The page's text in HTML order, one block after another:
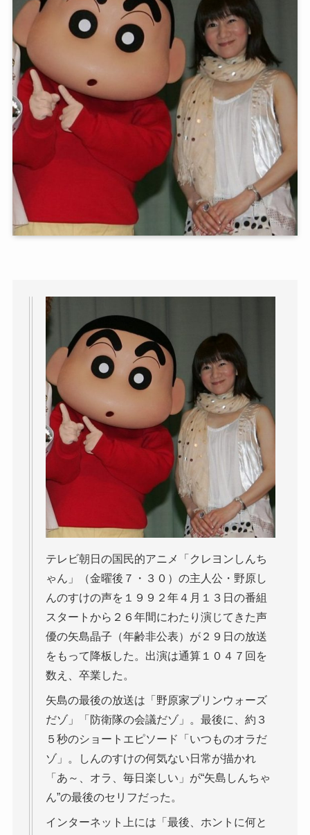
テレビ朝日の国民的アニメ「クレヨンしんち
ゃん」（金曜後７・３０）の主人公・野原し
んのすけの声を１９９２年４月１３日の番組
スタートから２６年間にわたり演じてきた声
優の矢島晶子（年齢非公表）が２９日の放送
をもって降板した。出演は通算１０４７回を
数え、卒業した。
矢島の最後の放送は「野原家プリンウォーズ
だゾ」「防衛隊の会議だゾ」。最後に、約３
５秒のショートエピソード「いつものオラだ
ゾ」。しんのすけの何気ない日常が描かれ
「あ～、オラ、毎日楽しい」が“矢島しんちゃ
ん”の最後のセリフだった。
インターネット上には「最後、ホントに何と